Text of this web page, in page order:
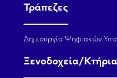
Τράπεζες
Δημιουργία Ψηφιακών
Ξενοδοχεία/Κτήρια